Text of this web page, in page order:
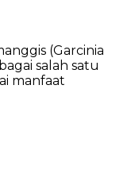
(Garcinia
salah satu
manfaat